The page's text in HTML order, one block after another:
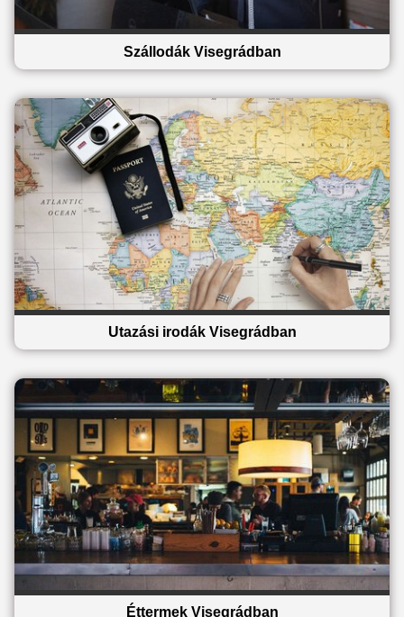
Szállodák Visegrádban
Utazási irodák Visegrádban
Éttermek Visegrádban